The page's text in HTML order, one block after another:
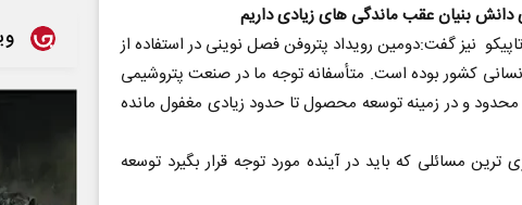
دانش بنیان عقب ماندگی های زیادی داریم
نیز گفت:دومین رویداد پتروفن فصل نوینی در استفاده از
کشور بوده است. متأسفانه توجه ما در صنعت پتروشیمی
محدود و در زمینه توسعه محصول تا حدود زیادی مغفول مانده
ترین مسائلی که باید در آینده مورد توجه قرار بگیرد توسعه